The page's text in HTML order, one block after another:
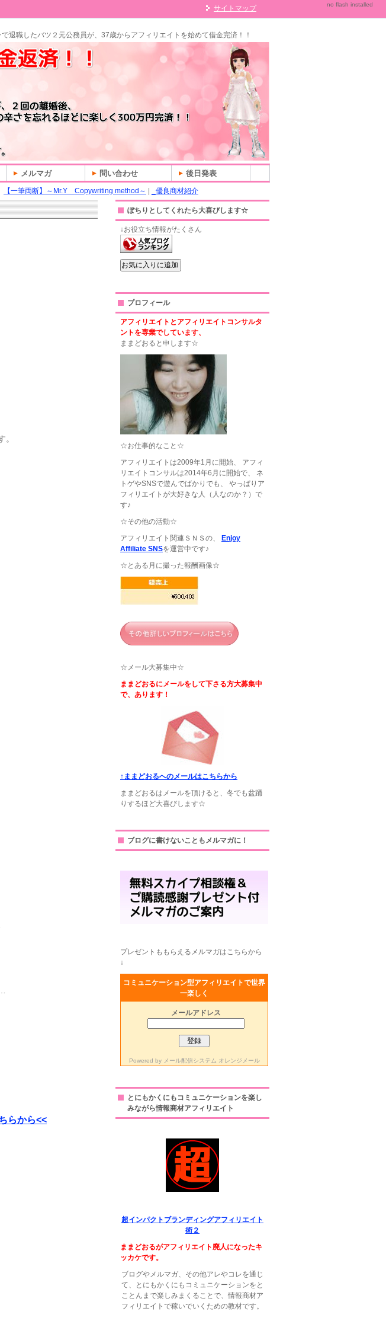
【一筆両断】～Mr.Y Copywriting method～
_優良商材紹介
らから<<
ぽちりとしてくれたら大喜びします☆
↓お役立ち情報がたくさん
プロフィール
アフィリエイトとアフィリエイトコンサルタ
ントを専業でしています、
ままどおると申します☆
☆お仕事的なこと☆
アフィリエイトは2009年1月に開始、 アフィ
リエイトコンサルは2014年6月に開始で、 ネ
トゲやSNSで遊んでばかりでも、 やっぱりア
フィリエイトが大好きな人（人なのか？）で
す♪
☆その他の活動☆
アフィリエイト関連ＳＮＳの、
Enjoy
Affiliate SNSを運営中です♪
☆とある月に撮った報酬画像☆
☆メール大募集中☆
ままどおるにメールをして下さる方大募集中
で、あります！
↑ままどおるへのメールはこちらから
ままどおるはメールを頂けると、冬でも盆踊
りするほど大喜びします☆
ブログに書けないこともメルマガに！
プレゼントももらえるメルマガはこちらから
↓
コミュニケーション型アフィリエイトで世界
一楽しく
メールアドレス
Powered by メール配信システム オレンジメール
とにもかくにもコミュニケーションを楽し
みながら情報商材アフィリエイト
超インパクトブランディングアフィリエイト
術２
ままどおるがアフィリエイト廃人になったキ
ッカケです。
ブログやメルマガ、その他アレやコレを通じ
て、とにもかくにもコミュニケーションをと
ことんまで楽しみまくることで、情報商材ア
フィリエイトで稼いでいくための教材です。
no flash installed
サイトマップ
退職したバツ２元公務員が、37歳からアフィリエイトを始めて借金完済！！
メルマガ 問い合わせ 後日発表